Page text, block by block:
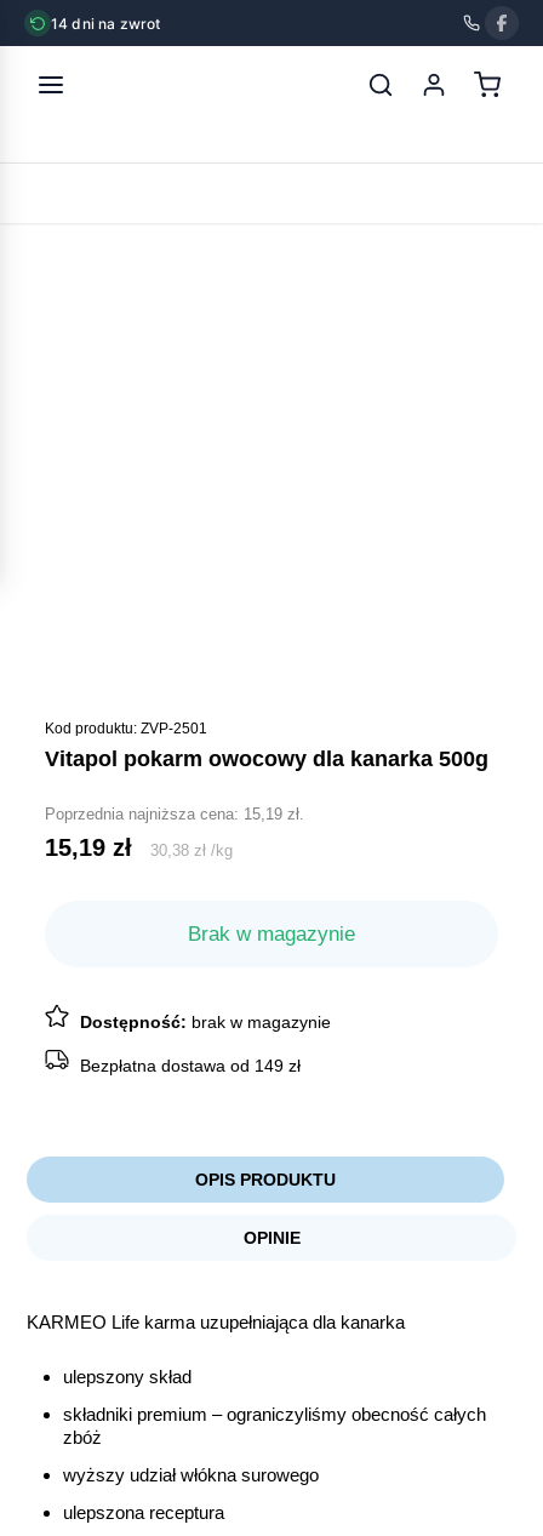
14 dni na zwrot
POWRÓT
Kod produktu: ZVP-2501
vitapol pokarm owocowy dla kanarka 500g
Poprzednia najniższa cena: 15,19zł.
15,19zł 30,38zł /kg
Brak w magazynie
Dostępność: brak w magazynie
Bezpłatna dostawa od 149 zł
OPIS PRODUKTU
OPINIE
KARMEO Life karma uzupełniająca dla kanarka
ulepszony skład
składniki premium – ograniczyliśmy obecność całych
zbóż
wyższy udział włókna surowego
ulepszona receptura